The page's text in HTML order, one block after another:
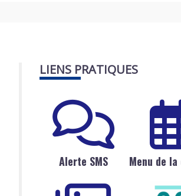
LIENS PRATIQUES
Alerte SMS Menu de